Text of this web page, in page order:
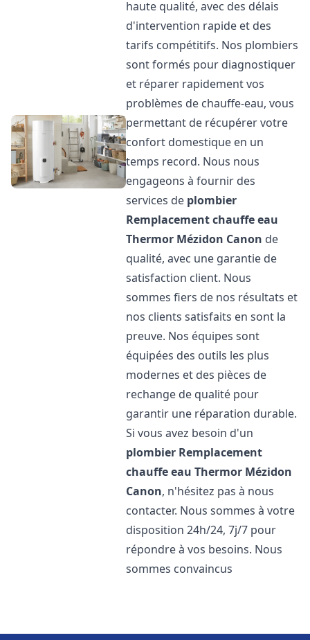
haute qualité, avec des délais
d'intervention rapide et des
tarifs compétitifs. Nos plombiers
sont formés pour diagnostiquer
et réparer rapidement vos
problèmes de chauffe-eau, vous
permettant de récupérer votre
confort domestique en un
temps record. Nous nous
engageons à fournir des
services de plombier
Remplacement chauffe eau
Thermor Mézidon Canon de
qualité, avec une garantie de
satisfaction client. Nous
sommes fiers de nos résultats et
nos clients satisfaits en sont la
preuve. Nos équipes sont
équipées des outils les plus
modernes et des pièces de
rechange de qualité pour
garantir une réparation durable.
Si vous avez besoin d'un
plombier Remplacement
chauffe eau Thermor Mézidon
Canon, n'hésitez pas à nous
contacter. Nous sommes à votre
disposition 24h/24, 7j/7 pour
répondre à vos besoins. Nous
sommes convaincus